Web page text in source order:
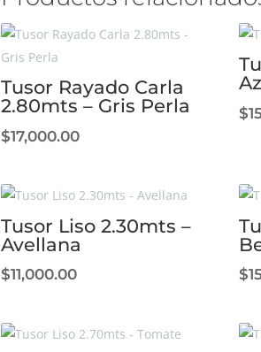
Tusor Rayado Carla
2.80mts – Gris Perla
$17,000.00
$
Tusor Liso 2.30mts –
Avellana
$11,000.00 $